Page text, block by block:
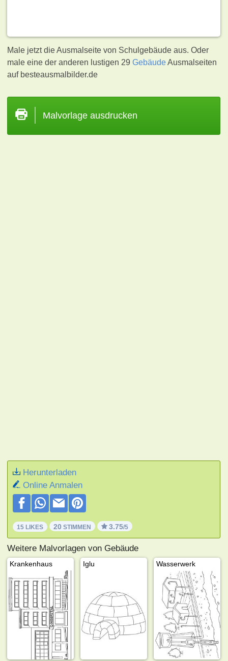
Male jetzt die Ausmalseite von Schulgebäude aus. Oder
male eine der anderen lustigen 29GebäudeAusmalseiten
auf besteausmalbilder.de
Malvorlage ausdrucken
Herunterladen
Online Anmalen
15 LIKES 20 STIMMEN 3.75/5
Weitere Malvorlagen von Gebäude
Krankenhaus Iglu Wasserwerk